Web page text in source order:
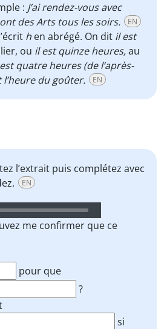
: J’ai rendez-vous avec
des Arts tous les soirs.
EN
h en abrégé. On dit il est
ou il est quinze heures,au
quatre heures (de l’après-
l’heure du goûter.
EN
l’extrait puis complétez avec
EN
me confirmer que ce
pour que
?
si